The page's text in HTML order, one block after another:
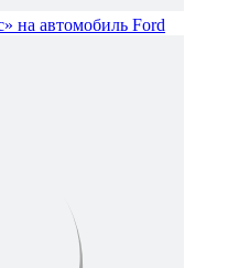
на автомобиль Ford